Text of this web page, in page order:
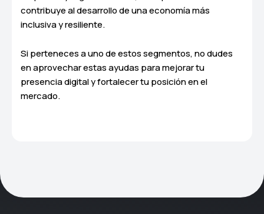
contribuye al desarrollo de una economía más
inclusiva y resiliente.
Si perteneces a uno de estos segmentos, no dudes
en aprovechar estas ayudas para mejorar tu
presencia digital y fortalecer tu posición en el
mercado.